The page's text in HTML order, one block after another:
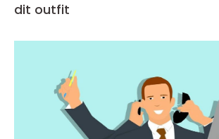
dit outfit